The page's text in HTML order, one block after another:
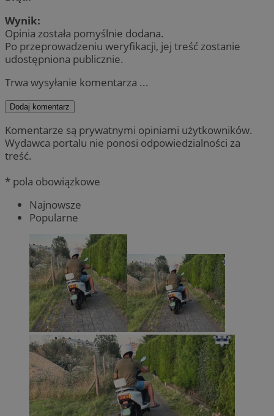
Wynik:
Opinia została pomyślnie dodana.
Po przeprowadzeniu weryfikacji, jej treść zostanie
udostępniona publicznie.
Trwa wysyłanie komentarza ...
Dodaj komentarz
Komentarze są prywatnymi opiniami użytkowników.
Wydawca portalu nie ponosi odpowiedzialności za
treść.
* pola obowiązkowe
Najnowsze
Popularne